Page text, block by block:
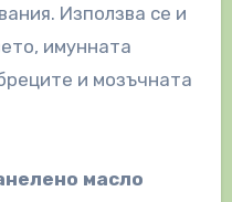
Използва се и
имунната
и мозъчната
масло